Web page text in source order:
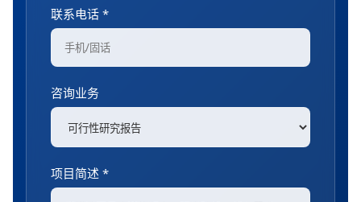
联系电话 *
咨询业务
项目简述 *